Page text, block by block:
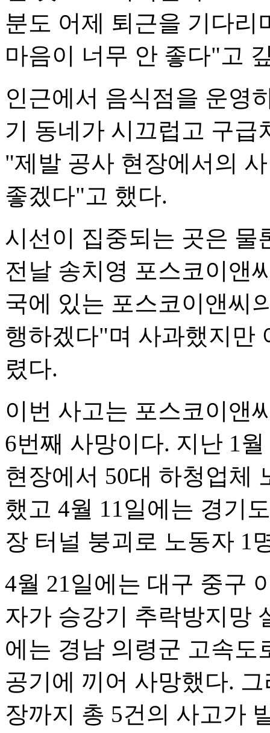
분도 어제 퇴근을 기다리
마음이 너무 안 좋다"고
인근에서 음식점을 운영
기 동네가 시끄럽고 구
"제발 공사 현장에서의
좋겠다"고 했다.
시선이 집중되는 곳은 물
전날 송치영 포스코이앤
국에 있는 포스코이앤씨
행하겠다"며 사과했지만
렸다.
이번 사고는 포스코이앤
6번째 사망이다. 지난 1
현장에서 50대 하청업체
했고 4월 11일에는 경기
장 터널 붕괴로 노동자 1
4월 21일에는 대구 중구
자가 승강기 추락방지망
에는 경남 의령군 고속도
공기에 끼어 사망했다.
장까지 총 5건의 사고가